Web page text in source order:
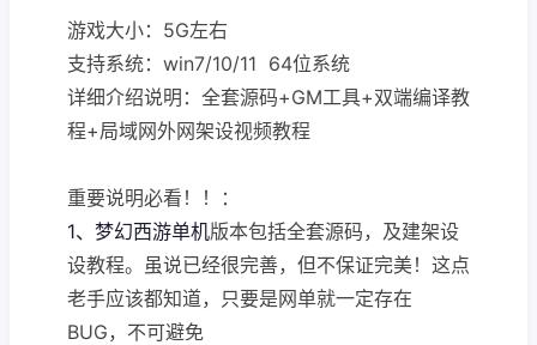
游戏大小：5G左右
支持系统：win7/10/11 64位系统
详细介绍说明：全套源码+GM工具+双端编译教
程+局域网外网架设视频教程
重要说明必看！！：
1、梦幻西游单机版本包括全套源码，及建架设
设教程。虽说已经很完善，但不保证完美！这点
老手应该都知道，只要是网单就一定存在
BUG，不可避免